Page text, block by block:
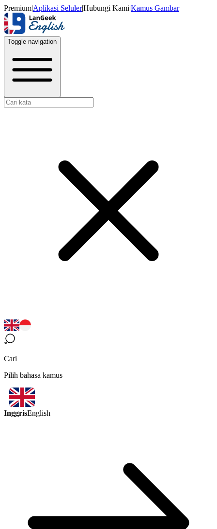
Premium|Aplikasi Seluler|Hubungi Kami|Kamus Gambar
Toggle navigation
Cari
Pilih bahasa kamus
InggrisEnglish